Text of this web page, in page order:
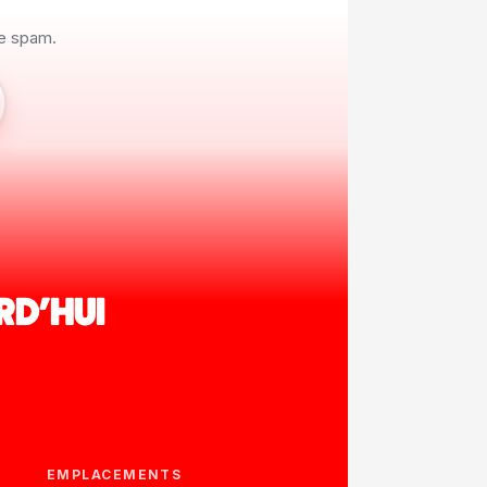
spam.
EMPLACEMENTS